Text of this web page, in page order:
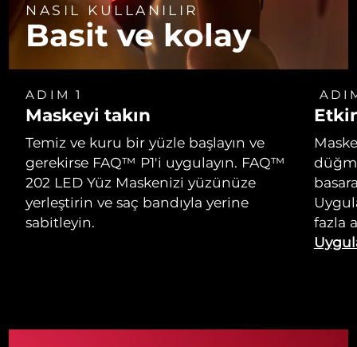
NASIL KULLANILIR
Basit ve kolay
ADIM 1
Maskeyi takın
Temiz ve kuru bir yüzle başlayın ve
gerekirse FAQ™ P1'i uygulayın. FAQ™
202 LED Yüz Maskenizi yüzünüze
yerleştirin ve saç bandıyla yerine
sabitleyin.
fazla